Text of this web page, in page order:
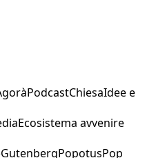
PodcastChiesaIdee e
Ecosistema avvenire
GutenbergPopotusPop